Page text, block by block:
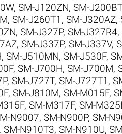
, SM-J120ZN, SM-J200BT
, SM-J260T1 , SM-J320AZ,
, SM-J327P, SM-J327R4,
, SM-J337P, SM-J337V,
, SM-J510MN, SM-J530F,
, SM-J700H, SM-J700M,
, SM-J727T, SM-J727T1 ,
, SM-J810M, SM-M015F,
, SM-M317F, SM-
N9007, SM-N900P, SM-
SM-N910T3, SM-N910U,